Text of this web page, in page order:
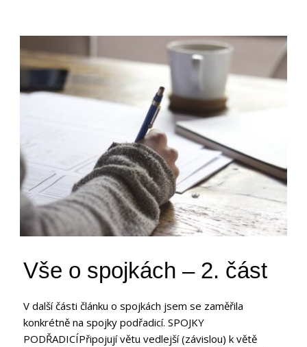
Vše o spojkách – 2. část
V další části článku o spojkách jsem se zaměřila
konkrétně na spojky podřadicí. SPOJKY
PODŘADICÍPřipojují větu vedlejší (závislou) k větě